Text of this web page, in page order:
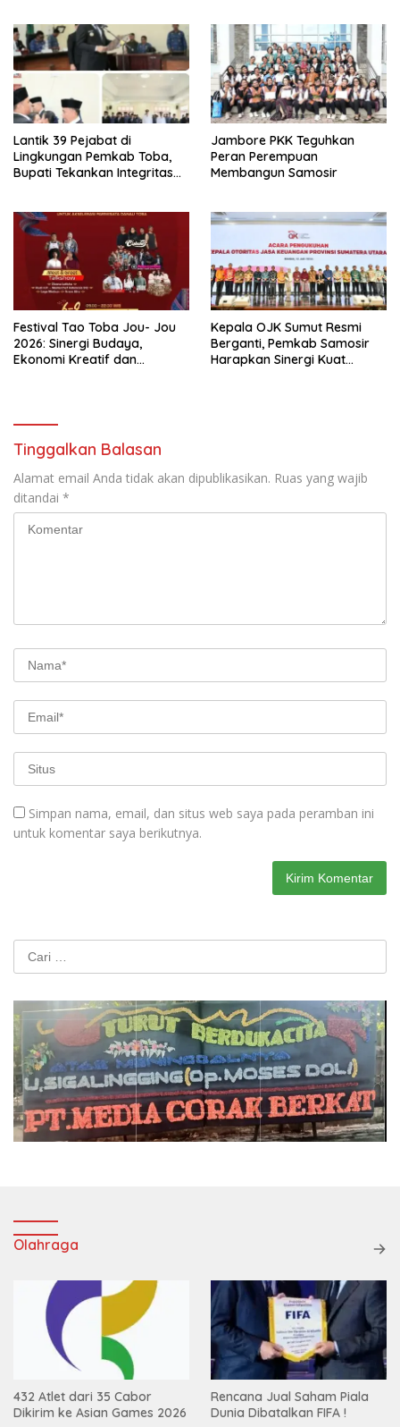
Lantik 39 Pejabat di
Lingkungan Pemkab Toba,
Bupati Tekankan Integritas
Jambore PKK Teguhkan
Peran Perempuan
Membangun Samosir
Festival Tao Toba Jou- Jou
2026: Sinergi Budaya,
Ekonomi Kreatif dan
Kepala OJK Sumut Resmi
Berganti, Pemkab Samosir
Harapkan Sinergi Kuat
Tinggalkan Balasan
Alamat email Anda tidak akan dipublikasikan. Ruas yang wajib
ditandai *
Simpan nama, email, dan situs web saya pada peramban ini
untuk komentar saya berikutnya.
Cari
untuk:
Olahraga
432 Atlet dari 35 Cabor
Dikirim ke Asian Games 2026
Rencana Jual Saham Piala
Dunia Dibatalkan FIFA !